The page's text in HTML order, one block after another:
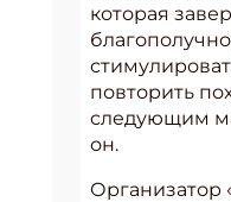
которая
повторить
следующим
он.
Организатор